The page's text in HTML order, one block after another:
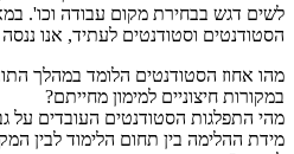
לשים דגש בבחירת מקום עבודה וכו'.
הסטודנטים וסטודנטים לעתיד, אנו
מהו אחוז הסטודנטים הלומד במהלך
במקורות חיצוניים למימון מחייתם?
מהי התפלגות הסטודנטים העובדים על
מידת ההלימה בין תחום הלימוד לבין